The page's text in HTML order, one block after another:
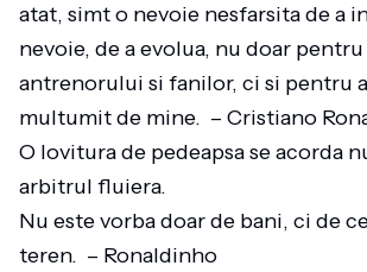
atat, simt o nevoie nesfarsita de a
nevoie, de a evolua, nu doar
antrenorului si fanilor, ci si pentru
multumit de mine. – Cristiano
O lovitura de pedeapsa se acorda
arbitrul fluiera.
Nu este vorba doar de bani, ci de
teren. – Ronaldinho